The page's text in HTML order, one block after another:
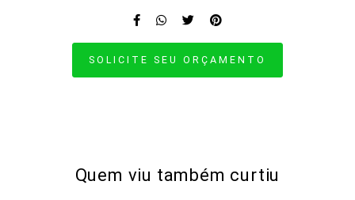
SOLICITE SEU ORÇAMENTO
Quem viu também curtiu